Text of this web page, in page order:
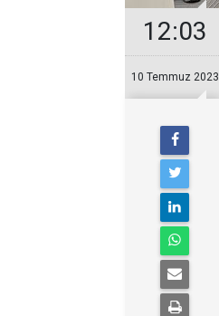
12:03
10 Temmuz 2023